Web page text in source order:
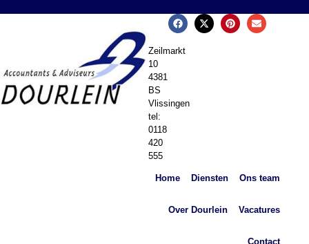
Zeilmarkt
10
4381
BS
Vlissingen
tel:
0118
420
555
Home Diensten Ons team
Over Dourlein Vacatures
Contact